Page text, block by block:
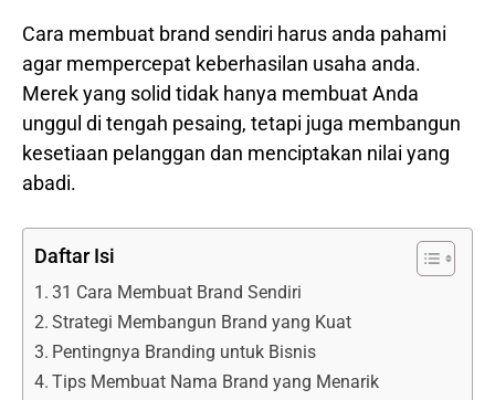
Cara membuat brand sendiri harus anda pahami
agar mempercepat keberhasilan usaha anda.
Merek yang solid tidak hanya membuat Anda
unggul di tengah pesaing, tetapi juga membangun
kesetiaan pelanggan dan menciptakan nilai yang
abadi.
Daftar Isi
31 Cara Membuat Brand Sendiri
Strategi Membangun Brand yang Kuat
Pentingnya Branding untuk Bisnis
Tips Membuat Nama Brand yang Menarik